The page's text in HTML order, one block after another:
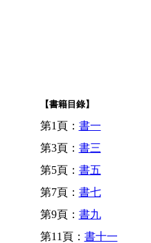
【書籍目錄】
第1頁： 書一
第3頁： 書三
第5頁： 書五
第7頁： 書七
第9頁： 書九
第11頁： 書十一